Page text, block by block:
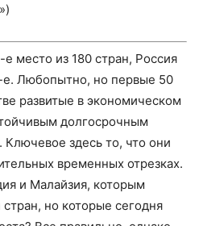
е место из 180 стран, Россия
Любопытно, но первые 50
развитые в экономическом
долгосрочным
здесь то, что они
временных отрезках.
и Малайзия, которым
но которые сегодня